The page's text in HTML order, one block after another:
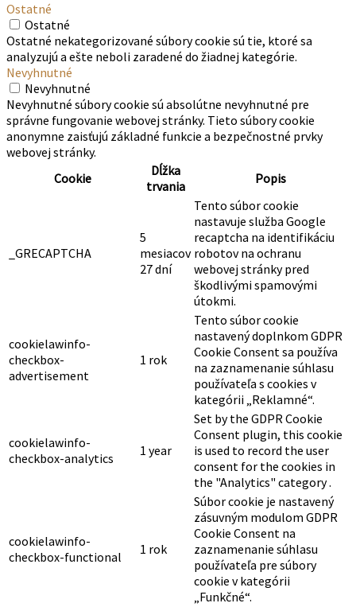
Ostatné
Ostatné
Ostatné nekategorizované súbory cookie sú tie, ktoré sa
analyzujú a ešte neboli zaradené do žiadnej kategórie.
Nevyhnutné
Nevyhnutné
Nevyhnutné súbory cookie sú absolútne nevyhnutné pre
správne fungovanie webovej stránky. Tieto súbory cookie
anonymne zaisťujú základné funkcie a bezpečnostné prvky
webovej stránky.
Cookie
Dĺžka
trvania
Popis
_GRECAPTCHA
5
mesiacov
27 dní
Tento súbor cookie
nastavuje služba Google
recaptcha na identifikáciu
robotov na ochranu
webovej stránky pred
škodlivými spamovými
útokmi.
cookielawinfo-
checkbox-
advertisement
1 rok
Tento súbor cookie
nastavený doplnkom GDPR
Cookie Consent sa používa
na zaznamenanie súhlasu
používateľa s cookies v
kategórii „Reklamné“.
cookielawinfo-
checkbox-analytics
1 year
Set by the GDPR Cookie
Consent plugin, this cookie
is used to record the user
consent for the cookies in
the "Analytics" category .
cookielawinfo-
checkbox-functional
1 rok
Súbor cookie je nastavený
zásuvným modulom GDPR
Cookie Consent na
zaznamenanie súhlasu
používateľa pre súbory
cookie v kategórii
„Funkčné“.